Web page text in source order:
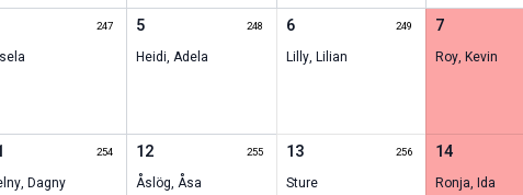
247 5 248
Heidi,Adela
6 249
Lilly, Lilian
7
Roy,Kevin
254
, Dagny
12 255
Åslög,Åsa
13 256
Sture
14
Ronja,Ida